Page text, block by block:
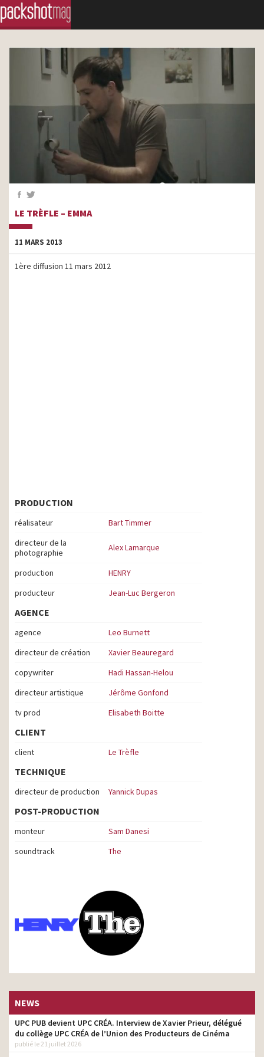
LE TRÈFLE – EMMA
11 MARS 2013
1ère diffusion 11 mars 2012
PRODUCTION
réalisateur
Bart Timmer
directeur de la
photographie
Alex Lamarque
production
HENRY
producteur
Jean-Luc Bergeron
AGENCE
agence
Leo Burnett
directeur de création
Xavier Beauregard
copywriter
Hadi Hassan-Helou
directeur artistique
Jérôme Gonfond
tv prod
Elisabeth Boitte
CLIENT
client Le Trèfle
TECHNIQUE
directeur de production Yannick Dupas
POST-PRODUCTION
monteur
Sam Danesi
soundtrack
The
NEWS
UPC PUB devient UPC CRÉA. Interview de Xavier Prieur, délégué
du collège UPC CRÉA de l’Union des Producteurs de Cinéma
publié le 21 juillet 2026